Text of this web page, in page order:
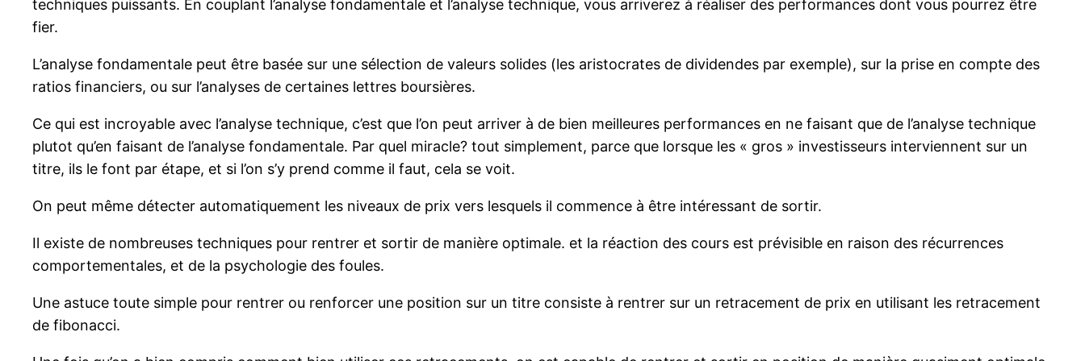
techniques puissants. En couplant l’analyse fondamentale et l’analyse technique, vous arriverez à réaliser des performances dont vous pourrez être
fier.
L’analyse fondamentale peut être basée sur une sélection de valeurs solides (les aristocrates de dividendes par exemple), sur la prise en compte des
ratios financiers, ou sur l’analyses de certaines lettres boursières.
Ce qui est incroyable avec l’analyse technique, c’est que l’on peut arriver à de bien meilleures performances en ne faisant que de l’analyse technique
plutot qu’en faisant de l’analyse fondamentale. Par quel miracle? tout simplement, parce que lorsque les « gros » investisseurs interviennent sur un
titre, ils le font par étape, et si l’on s’y prend comme il faut, cela se voit.
On peut même détecter automatiquement les niveaux de prix vers lesquels il commence à être intéressant de sortir.
Il existe de nombreuses techniques pour rentrer et sortir de manière optimale. et la réaction des cours est prévisible en raison des récurrences
comportementales, et de la psychologie des foules.
Une astuce toute simple pour rentrer ou renforcer une position sur un titre consiste à rentrer sur un retracement de prix en utilisant les retracement
de fibonacci.